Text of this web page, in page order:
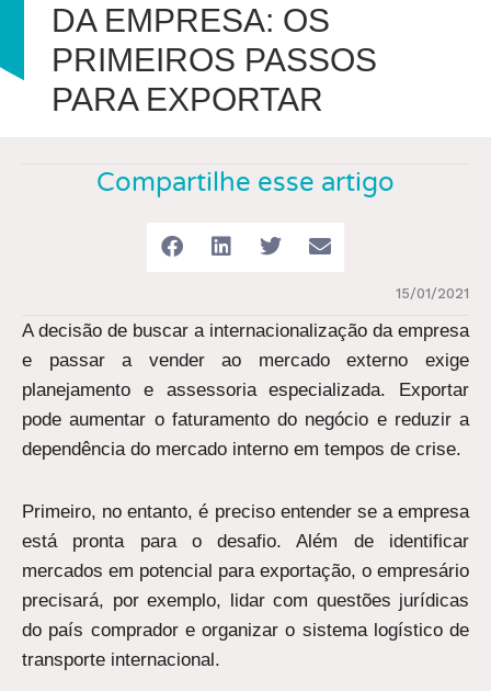
DA EMPRESA: OS
PRIMEIROS PASSOS
PARA EXPORTAR
Compartilhe esse artigo
15/01/2021
A decisão de buscar a internacionalização da empresa
e passar a vender ao mercado externo exige
planejamento e assessoria especializada. Exportar
pode aumentar o faturamento do negócio e reduzir a
dependência do mercado interno em tempos de crise.
Primeiro, no entanto, é preciso entender se a empresa
está pronta para o desafio. Além de identificar
mercados em potencial para exportação, o empresário
precisará, por exemplo, lidar com questões jurídicas
do país comprador e organizar o sistema logístico de
transporte internacional.